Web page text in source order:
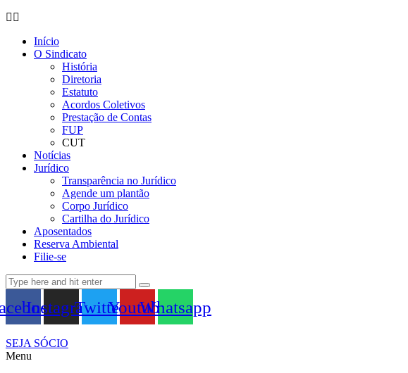
Início
O Sindicato
História
Diretoria
Estatuto
Acordos Coletivos
Prestação de Contas
FUP
CUT
Notícias
Jurídico
Transparência no Jurídico
Agende um plantão
Corpo Jurídico
Cartilha do Jurídico
Aposentados
Reserva Ambiental
Filie-se
InstagramTwitterYoutubeWhatsapp
SEJA SÓCIO
Menu